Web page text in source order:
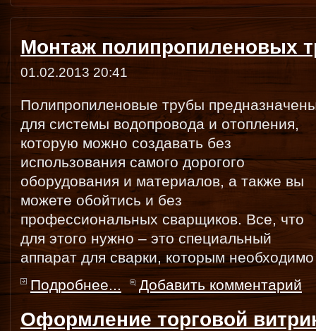
Монтаж полипропиленовых
01.02.2013 20:41
Полипропиленовые трубы
для системы водопровода и отопления,
которую можно создавать без
использования самого дорогого
оборудования и материалов, а также вы
можете обойтись и без
профессиональных сварщиков. Все, что
для этого нужно – это специальный
аппарат для сварки, которым
Подробнее...
Добавить комментарий
Оформление торговой